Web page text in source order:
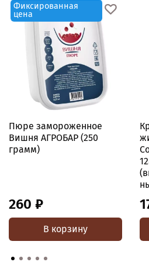
Фиксированная
цена
Пюре замороженное
Вишня АГРОБАР (250
грамм)
260 ₽
В корзину